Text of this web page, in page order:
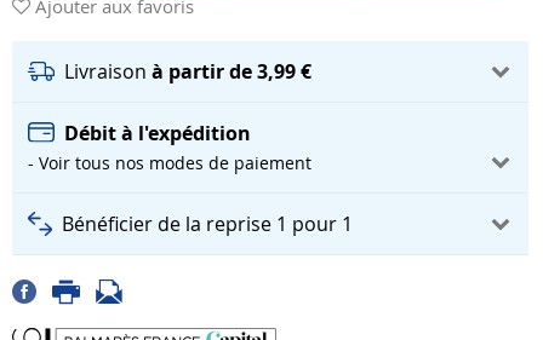
Ajouter aux favoris
Livraison à partir de 3,99 €
Débit à l'expédition
- Voir tous nos modes de paiement
Bénéficier de la reprise 1 pour 1